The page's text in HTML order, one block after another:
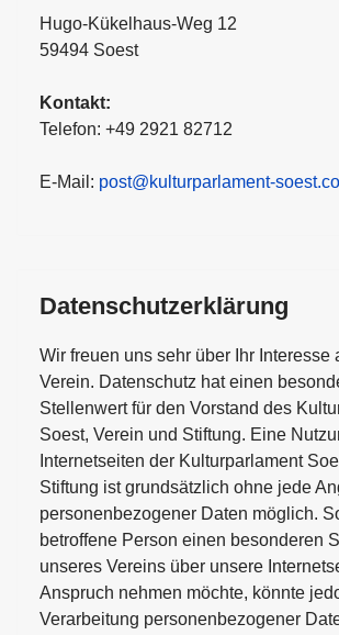
Hugo-Kükelhaus-Weg 12
59494 Soest
Kontakt:
Telefon: +49 2921 82712
E-Mail: post@kulturparlament-
Datenschutzerklärung
Wir freuen uns sehr über Ihr Interesse
Verein. Datenschutz hat einen
Stellenwert für den Vorstand des
Soest, Verein und Stiftung. Eine
Internetseiten der Kulturparlament
Stiftung ist grundsätzlich ohne jede
personenbezogener Daten möglich.
betroffene Person einen besonderen
unseres Vereins über unsere
Anspruch nehmen möchte, könnte
Verarbeitung personenbezogener